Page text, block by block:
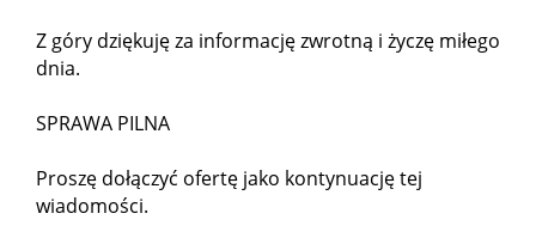
Z góry dziękuję za informację zwrotną i życzę miłego
dnia.
SPRAWA PILNA
Proszę dołączyć ofertę jako kontynuację tej
wiadomości.